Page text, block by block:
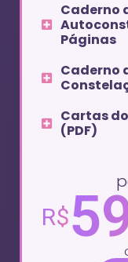
Caderno
Páginas
Caderno
Cartas
(PDF)
R$